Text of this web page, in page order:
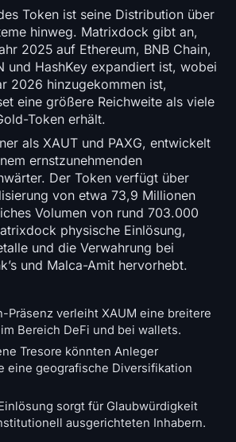
Token ist seine Distribution über
hinweg. Matrixdock gibt an,
2025 auf Ethereum, BNB Chain,
und HashKey expandiert ist, wobei
2026 hinzugekommen ist,
eine größere Reichweite als viele
Token erhält.
als XAUT und PAXG, entwickelt
ernstzunehmenden
Der Token verfügt über
von etwa 73,9 Millionen
Volumen von rund 703.000
physische Einlösung,
und die Verwahrung bei
und Malca-Amit hervorhebt.
Präsenz verleiht XAUM eine breitere
Bereich DeFi und bei wallets.
Tresore könnten Anleger
eine geografische Diversifikation
sorgt für Glaubwürdigkeit
ausgerichteten Inhabern.